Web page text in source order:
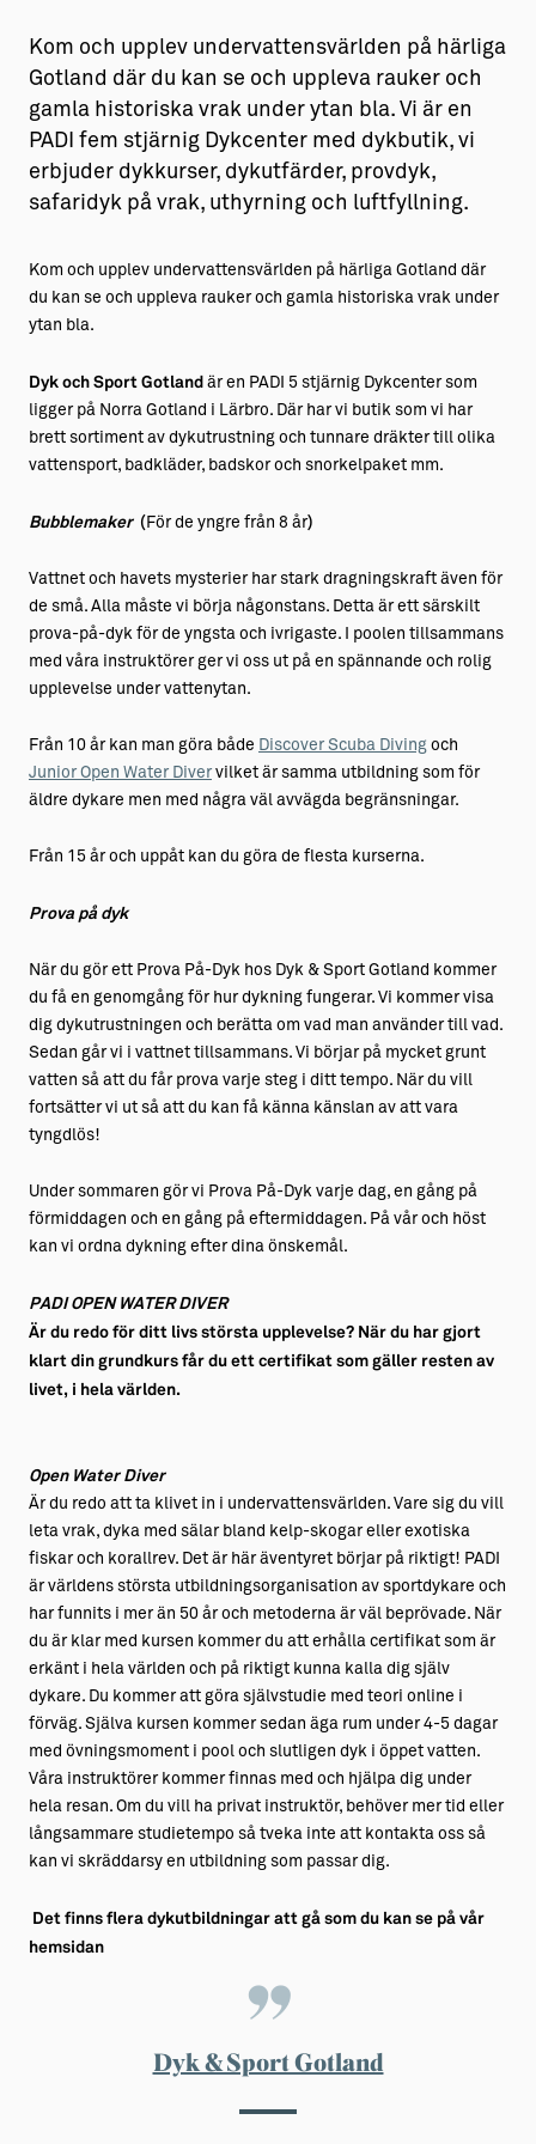
Kom och upplev undervattensvärlden på härliga
Gotland där du kan se och uppleva rauker och
gamla historiska vrak under ytan bla. Vi är en
PADI fem stjärnig Dykcenter med dykbutik, vi
erbjuder dykkurser, dykutfärder, provdyk,
safaridyk på vrak, uthyrning och luftfyllning.
Kom och upplev undervattensvärlden på härliga Gotland där
du kan se och uppleva rauker och gamla historiska vrak under
ytan bla.
Dyk och Sport Gotland är en PADI 5 stjärnig Dykcenter som
ligger på Norra Gotland i Lärbro. Där har vi butik som vi har
brett sortiment av dykutrustning och tunnare dräkter till olika
vattensport, badkläder, badskor och snorkelpaket mm.
Bubblemaker ( För de yngre från 8 år)
Vattnet och havets mysterier har stark dragningskraft även för
de små. Alla måste vi börja någonstans. Detta är ett särskilt
prova-på-dyk för de yngsta och ivrigaste. I poolen tillsammans
med våra instruktörer ger vi oss ut på en spännande och rolig
upplevelse under vattenytan.
Från 10 år kan man göra både Discover Scuba Diving och
Junior Open Water Diver vilket är samma utbildning som för
äldre dykare men med några väl avvägda begränsningar.
Från 15 år och uppåt kan du göra de flesta kurserna.
Prova på dyk
När du gör ett Prova På-Dyk hos Dyk & Sport Gotland kommer
du få en genomgång för hur dykning fungerar. Vi kommer visa
dig dykutrustningen och berätta om vad man använder till vad.
Sedan går vi i vattnet tillsammans. Vi börjar på mycket grunt
vatten så att du får prova varje steg i ditt tempo. När du vill
fortsätter vi ut så att du kan få känna känslan av att vara
tyngdlös!
Under sommaren gör vi Prova På-Dyk varje dag, en gång på
förmiddagen och en gång på eftermiddagen. På vår och höst
kan vi ordna dykning efter dina önskemål.
PADI OPEN WATER DIVER
Är du redo för ditt livs största upplevelse? När du har gjort
klart din grundkurs får du ett certifikat som gäller resten av
livet, i hela världen.
Open Water Diver
Är du redo att ta klivet in i undervattensvärlden. Vare sig du vill
leta vrak, dyka med sälar bland kelp-skogar eller exotiska
fiskar och korallrev. Det är här äventyret börjar på riktigt! PADI
är världens största utbildningsorganisation av sportdykare och
har funnits i mer än 50 år och metoderna är väl beprövade. När
du är klar med kursen kommer du att erhålla certifikat som är
erkänt i hela världen och på riktigt kunna kalla dig själv
dykare. Du kommer att göra självstudie med teori online i
förväg. Själva kursen kommer sedan äga rum under 4-5 dagar
med övningsmoment i pool och slutligen dyk i öppet vatten.
Våra instruktörer kommer finnas med och hjälpa dig under
hela resan. Om du vill ha privat instruktör, behöver mer tid eller
långsammare studietempo så tveka inte att kontakta oss så
kan vi skräddarsy en utbildning som passar dig.
Det finns flera dykutbildningar att gå som du kan se på vår
hemsidan
Dyk & Sport Gotland